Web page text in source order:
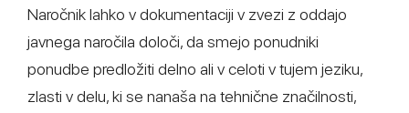
Naročnik lahko v dokumentaciji v zvezi z oddajo
javnega naročila določi, da smejo ponudniki
ponudbe predložiti delno ali v celoti v tujem jeziku,
zlasti v delu, ki se nanaša na tehnične značilnosti,